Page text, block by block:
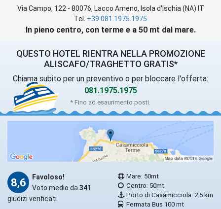
Via Campo, 122 - 80076, Lacco Ameno, Isola d'Ischia (NA) IT
Tel. +39 081.1975.1975
In pieno centro, con terme e a 50 mt dal mare.
QUESTO HOTEL RIENTRA NELLA PROMOZIONE
ALISCAFO/TRAGHETTO GRATIS*
Chiama subito per un preventivo o per bloccare l'offerta:
081.1975.1975
* Fino ad esaurimento posti.
8,6
Favoloso!
Voto medio da341
giudizi verificati
Mare: 50mt
Centro: 50mt
Porto di Casamicciola: 2.5 km
Fermata Bus 100 mt